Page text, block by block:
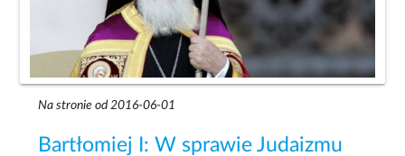
Na stronie od 2016-06-01
Bartłomiej I: W sprawie Judaizmu